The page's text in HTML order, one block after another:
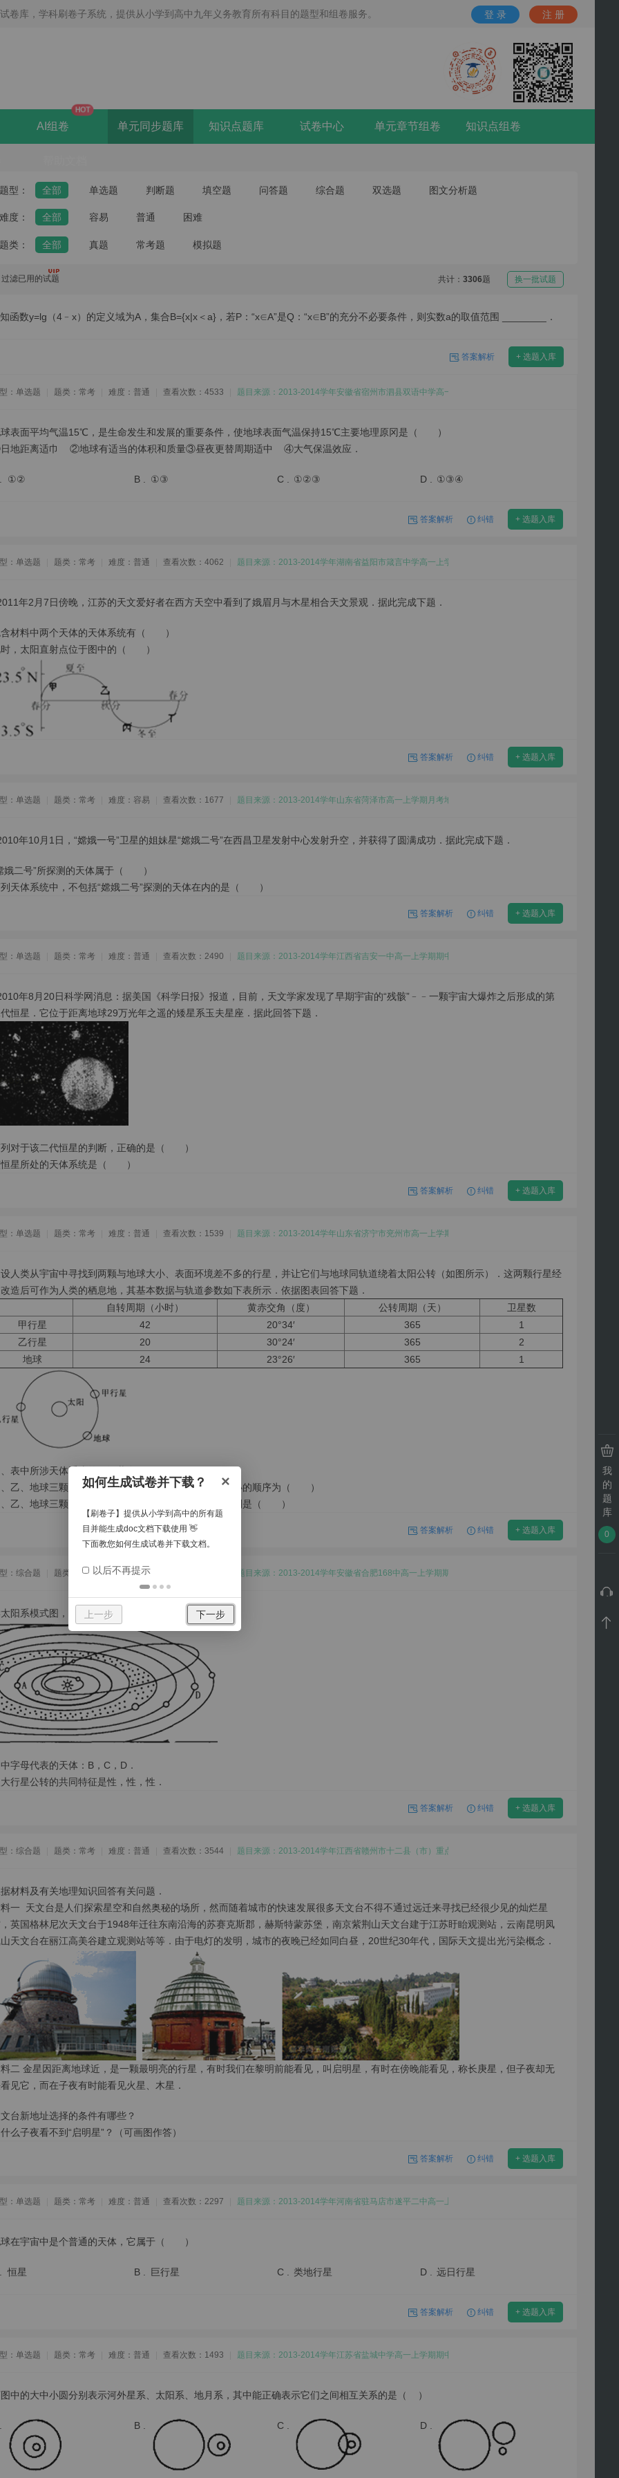
库，学科刷卷子系统，提供从小学到高中九年义务教育所有科目的题型和组卷服务。 登 录 注 册
AI组卷
HOT
单元同步题库 知识点题库 试卷中心 单元章节组卷 知识点组卷
题型： 全部 单选题 判断题 填空题 问答题 综合题 双选题 图文分析题
难度： 全部 容易 普通 困难
题类： 全部 真题 常考题 模拟题
过滤已用的试题 换一批试题
共计： 3306题
函数y=lg（4﹣x）的定义域为A，集合B={x|x＜a}，若P：“x∈A”是Q：“x∈B”的充分不必要条件，则实数a的取值范围 ________．
答案解析 + 选题入库
：单选题 题类：常考 难度：普通 查看次数：4533 题目来源：2013-2014学年安徽省宿州市泗县双语中学高一上学期月考地理试卷（12月份）
表面平均气温15℃，是生命发生和发展的重要条件，使地球表面气温保持15℃主要地理原冈是（ ）
地距离适巾 ②地球有适当的体积和质量③昼夜更替周期适中 ④大气保温效应．
①② B . ①③ C . ①②③ D . ①③④
答案解析 纠错 + 选题入库
：单选题 题类：常考 难度：普通 查看次数：4062 题目来源：2013-2014学年湖南省益阳市箴言中学高一上学期期中地理试卷
年2月7日傍晚，江苏的天文爱好者在西方天空中看到了娥眉月与木星相合天文景观．据此完成下题．
材料中两个天体的天体系统有（ ）
，太阳直射点位于图中的（ ）
答案解析 纠错 + 选题入库
：单选题 题类：常考 难度：容易 查看次数：1677 题目来源：2013-2014学年山东省菏泽市高一上学期月考地理试卷（11月份）
年10月1日，“嫦娥一号”卫星的姐妹星“嫦娥二号”在西昌卫星发射中心发射升空，并获得了圆满成功．据此完成下题．
娥二号”所探测的天体属于（ ）
天体系统中，不包括“嫦娥二号”探测的天体在内的是（ ）
答案解析 纠错 + 选题入库
：单选题 题类：常考 难度：普通 查看次数：2490 题目来源：2013-2014学年江西省吉安一中高一上学期期中地理试卷
年8月20日科学网消息：据美国《科学日报》报道，目前，天文学家发现了早期宇宙的“残骸”﹣﹣一颗宇宙大爆炸之后形成的第
恒星．它位于距离地球29万光年之遥的矮星系玉夫星座．据此回答下题．
对于该二代恒星的判断，正确的是（ ）
星所处的天体系统是（ ）
答案解析 纠错 + 选题入库
：单选题 题类：常考 难度：普通 查看次数：1539 题目来源：2013-2014学年山东省济宁市兖州市高一上学期期中地理试卷
人类从宇宙中寻找到两颗与地球大小、表面环境差不多的行星，并让它们与地球同轨道绕着太阳公转（如图所示）．这两颗行星经
造后可作为人类的栖息地，其基本数据与轨道参数如下表所示．依据图表回答下题．
自转周期（小时）
黄赤交角（度） 公转周期（天）
卫星数
甲行星
42 20°34′ 365
1
乙行星
20 30°24′ 365
2
地球
24 23°26′ 365 1
表中所涉天体系统的层级共有（ ）
乙、地球三颗行星出现极昼、极夜的纬度范围由大到小的顺序为（ ）
乙、地球三颗行星中，昼夜温差最大与最小的行星分别是（ ）
答案解析 纠错 + 选题入库
：综合题 题类：常考 | 难度：普通 题目来源：2013-2014学年安徽省合肥168中高一上学期期中地理试卷
阳系模式图，完成下列问题．
字母代表的天体：B ，C ，D ．
行星公转的共同特征是性， 性， 性．
答案解析 纠错 + 选题入库
：综合题 题类：常考 难度：普通 查看次数：3544 题目来源：2013-2014学年江西省赣州市十二县（市）重点中学高一上学期期中地理试卷
材料及有关地理知识回答有关问题．
一 天文台是人们探索星空和自然奥秘的场所，然而随着城市的快速发展很多天文台不得不通过远迁来寻找已经很少见的灿烂星
英国格林尼次天文台于1948年迁往东南沿海的苏赛克斯郡，赫斯特蒙苏堡，南京紫荆山天文台建于江苏盱眙观测站，云南昆明凤
天文台在丽江高美谷建立观测站等等．由于电灯的发明，城市的夜晚已经如同白昼，20世纪30年代，国际天文提出光污染概念．
二 金星因距离地球近，是一颗最明亮的行星，有时我们在黎明前能看见，叫启明星，有时在傍晚能看见，称长庚星，但子夜却无
见它，而在子夜有时能看见火星、木星．
台新地址选择的条件有哪些？
么子夜看不到“启明星”？（可画图作答）
答案解析 纠错 + 选题入库
：单选题 题类：常考 难度：普通 查看次数：2297 题目来源：2013-2014学年河南省驻马店市遂平二中高一上学期期中地理试卷
在宇宙中是个普通的天体，它属于（ ）
恒星 B . 巨行星 C . 类地行星 D . 远日行星
答案解析 纠错 + 选题入库
：单选题 题类：常考 难度：普通 查看次数：1493 题目来源：2013-2014学年江苏省盐城中学高一上学期期中地理试卷
中的大中小圆分别表示河外星系、太阳系、地月系，其中能正确表示它们之间相互关系的是（ ）
B . C . D .
我
的
题
库
0
如何生成试卷并下载？ ×
以后不再提示
上一步 下一步